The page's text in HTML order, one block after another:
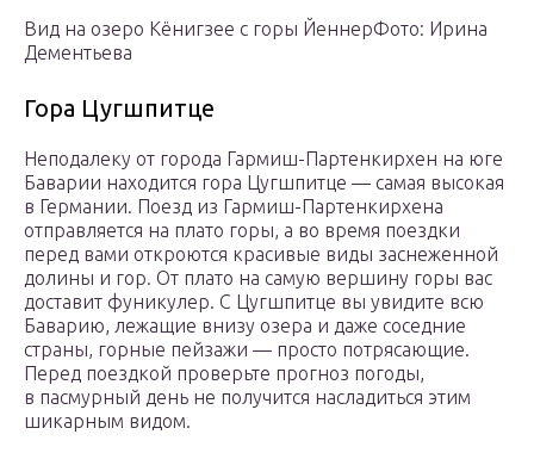
Вид на озеро Кёнигзее с горы ЙеннерФото: Ирина
Дементьева
Гора Цугшпитце
Неподалеку от города Гармиш-Партенкирхен на юге
Баварии находится гора Цугшпитце — самая высокая
в Германии. Поезд из Гармиш-Партенкирхена
отправляется на плато горы, а во время поездки
перед вами откроются красивые виды заснеженной
долины и гор. От плато на самую вершину горы вас
доставит фуникулер. С Цугшпитце вы увидите всю
Баварию, лежащие внизу озера и даже соседние
страны, горные пейзажи — просто потрясающие.
Перед поездкой проверьте прогноз погоды,
в пасмурный день не получится насладиться этим
шикарным видом.